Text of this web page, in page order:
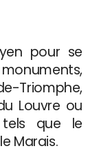
pour se
Triomphe,
Louvre ou
que le
Marais.